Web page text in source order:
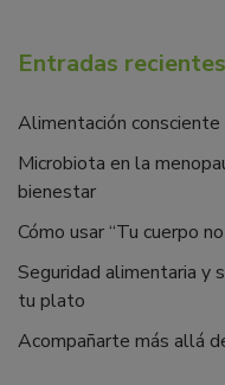
Entradas recientes
Alimentación consciente
Microbiota en la
bienestar
Cómo usar “Tu cuerpo
Seguridad alimentaria y
tu plato
Acompañarte más allá